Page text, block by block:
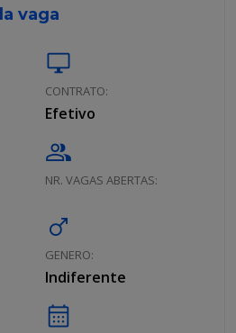
vaga
desktop_windows
CONTRATO:
Efetivo
group
NR. VAGAS ABERTAS:
male
GENERO:
Indiferente
calendar_month